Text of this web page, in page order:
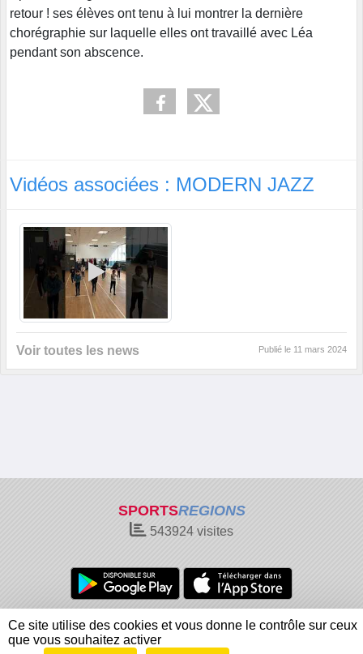
retour ! ses élèves ont tenu à lui montrer la dernière
chorégraphie sur laquelle elles ont travaillé avec Léa
pendant son abscence.
Vidéos associées : MODERN JAZZ
Voir toutes les news Publié le 11 mars 2024
SPORTSREGIONS
543924 visites
Charte cookies
Gestion des cookies
Informations légales
Signaler un contenu inapproprié
Ce site utilise des cookies et vous donne le contrôle sur ceux
que vous souhaitez activer